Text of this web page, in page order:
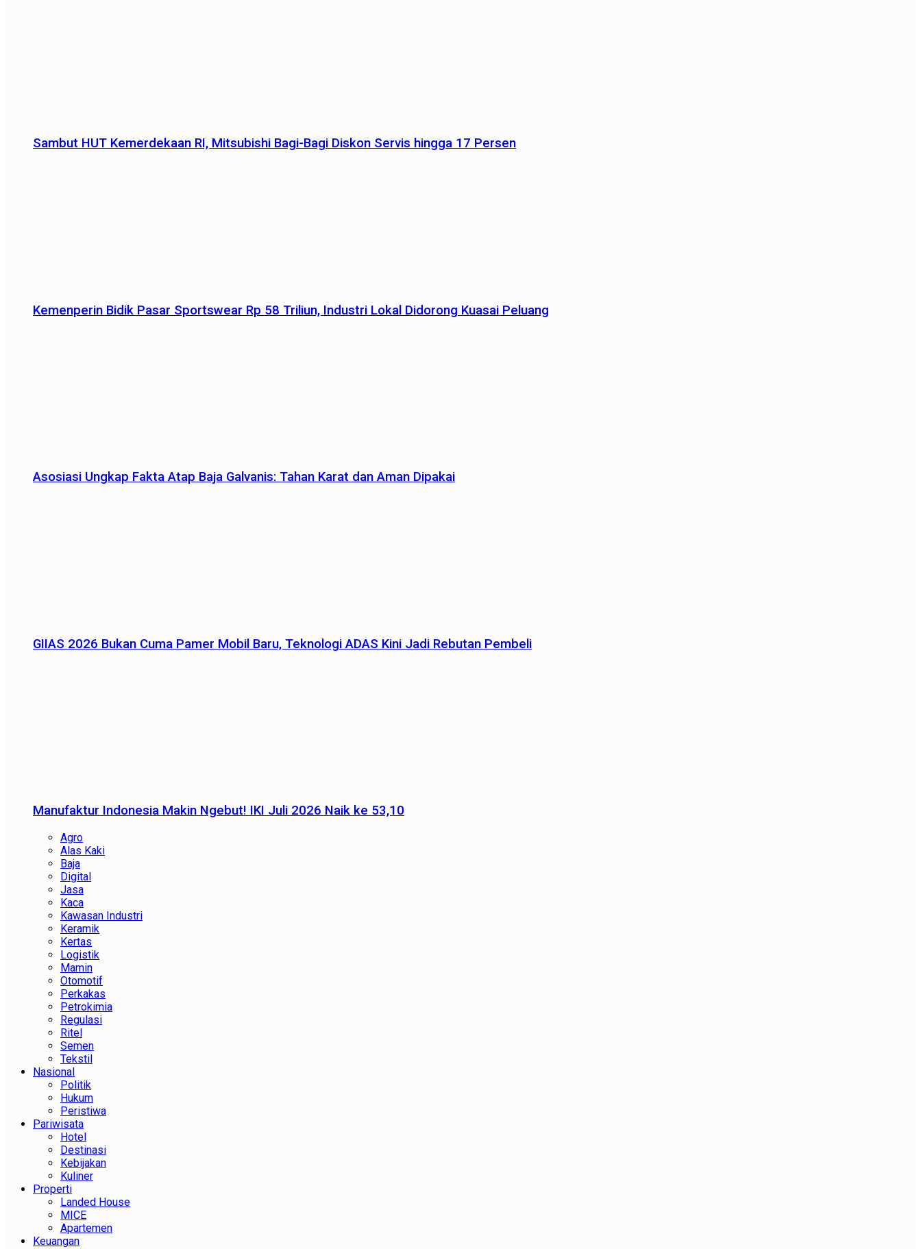
Sambut HUT Kemerdekaan RI, Mitsubishi Bagi-Bagi Diskon Servis hingga 17 Persen
Kemenperin Bidik Pasar Sportswear Rp 58 Triliun, Industri Lokal Didorong Kuasai Peluang
Asosiasi Ungkap Fakta Atap Baja Galvanis: Tahan Karat dan Aman Dipakai
GIIAS 2026 Bukan Cuma Pamer Mobil Baru, Teknologi ADAS Kini Jadi Rebutan Pembeli
Manufaktur Indonesia Makin Ngebut! IKI Juli 2026 Naik ke 53,10
Agro
Alas Kaki
Baja
Digital
Jasa
Kaca
Kawasan Industri
Keramik
Kertas
Logistik
Mamin
Otomotif
Perkakas
Petrokimia
Regulasi
Ritel
Semen
Tekstil
Nasional
Politik
Hukum
Peristiwa
Pariwisata
Hotel
Destinasi
Kebijakan
Kuliner
Properti
Landed House
MICE
Apartemen
Keuangan